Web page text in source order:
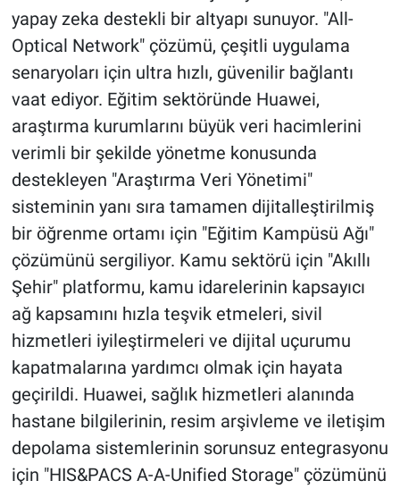
yapay zeka destekli bir altyapı sunuyor. "All-
Optical Network" çözümü, çeşitli uygulama
senaryoları için ultra hızlı, güvenilir bağlantı
vaat ediyor. Eğitim sektöründe Huawei,
araştırma kurumlarını büyük veri hacimlerini
verimli bir şekilde yönetme konusunda
destekleyen "Araştırma Veri Yönetimi"
sisteminin yanı sıra tamamen dijitalleştirilmiş
bir öğrenme ortamı için "Eğitim Kampüsü Ağı"
çözümünü sergiliyor. Kamu sektörü için "Akıllı
Şehir" platformu, kamu idarelerinin kapsayıcı
ağ kapsamını hızla teşvik etmeleri, sivil
hizmetleri iyileştirmeleri ve dijital uçurumu
kapatmalarına yardımcı olmak için hayata
geçirildi. Huawei, sağlık hizmetleri alanında
hastane bilgilerinin, resim arşivleme ve iletişim
depolama sistemlerinin sorunsuz entegrasyonu
için "HIS&PACS A-A-Unified Storage" çözümünü